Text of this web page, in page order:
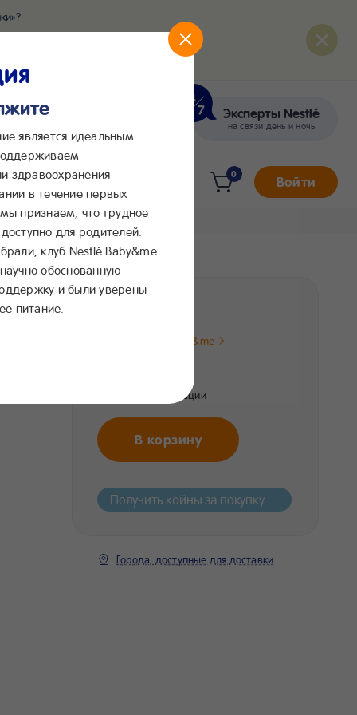
вашего малыша
Эксперты Nestlé
на связи день и ночь
0 Войти
Цена от Клуба Baby&me
Цена без регистрации
В корзину
Получить койны за покупку
Города, доступные для доставки
является идеальным
здравоохранения
в течение первых
признаем, что грудное
для родителей.
клуб Nestlé Baby&me
обоснованную
и были уверены
питание.